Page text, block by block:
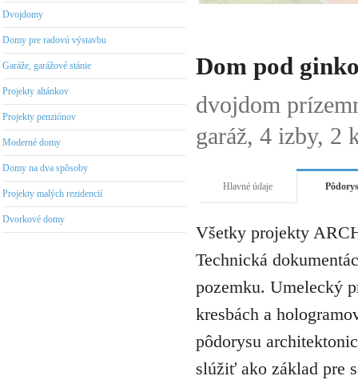
Dvojdomy
Domy pre radovú výstavbu
Garáže, garážové stánie
Projekty altánkov
Projekty penziónov
Moderné domy
Domy na dva spôsoby
Projekty malých rezidencií
Dvorkové domy
Dom pod
dvojdom
garáž, 4 izby, 2
Hlavné údaje
Všetky projekty
Technická
pozemku. Umelecký
kresbách a
pôdorysu
slúžiť ako základ pre